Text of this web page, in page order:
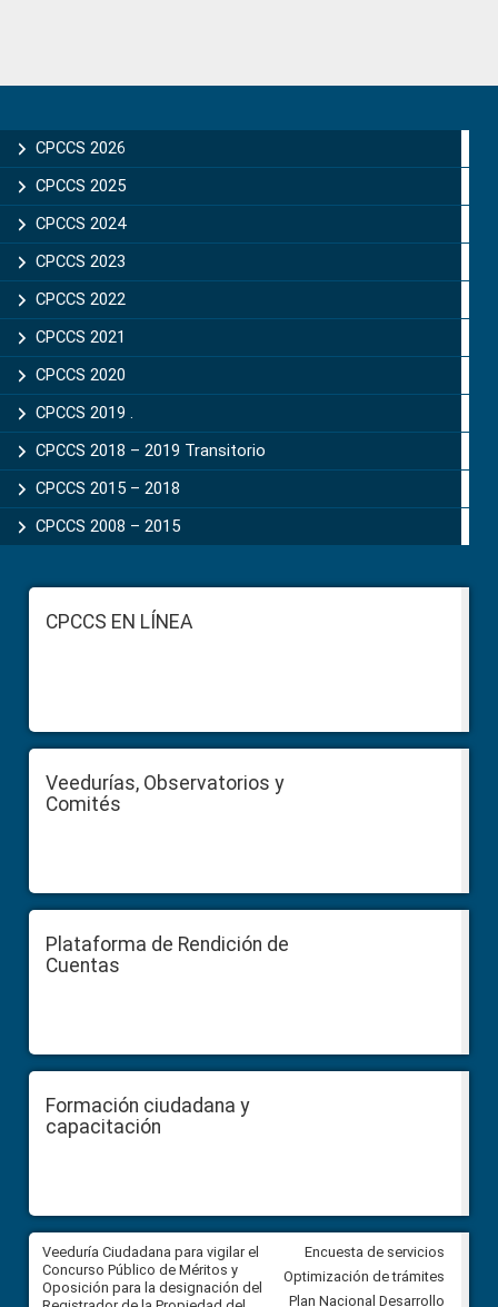
Sidebar
CPCCS 2026
CPCCS 2025
CPCCS 2024
CPCCS 2023
CPCCS 2022
CPCCS 2021
CPCCS 2020
CPCCS 2019 .
CPCCS 2018 – 2019 Transitorio
CPCCS 2015 – 2018
CPCCS 2008 – 2015
FooterCPCCS EN LÍNEA
Veedurías, Observatorios y
Comités
Plataforma de Rendición de
Cuentas
Formación ciudadana y
capacitación
Veeduría Ciudadana para vigilar el
Concurso Público de Méritos y
Oposición para la designación del
Veeduría Ciudadana para
construcción del asfaltado de
Encuesta de servicios
Optimización de trámites
Plan Nacional Desarrollo